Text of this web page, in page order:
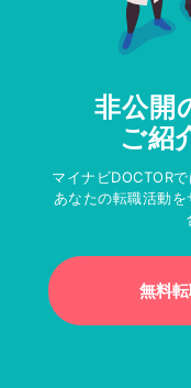
非公開
ご紹
マイナビDOCTOR
あなたの転職活動
無料